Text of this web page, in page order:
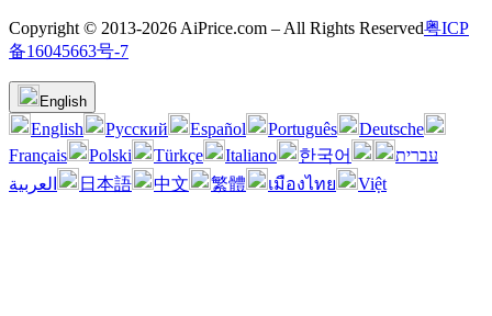
Copyright © 2013-2026 AiPrice.com – All Rights Reserved粤ICP
备16045663号-7
English
English Pусский Español Português
Deutsche
Français
Polski Türkçe Italiano 한국어
עברית
العربية
日本語 中文 繁體 เมืองไทย Việt